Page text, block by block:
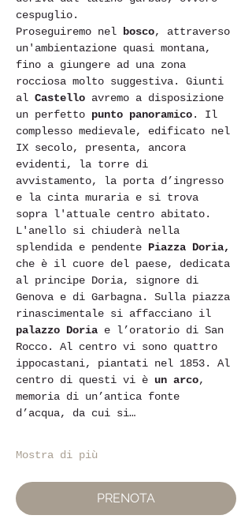
cespuglio.
Proseguiremo nel
bosco, attraverso
un'ambientazione quasi montana,
fino a giungere ad una zona
rocciosa molto suggestiva. Giunti
al Castello avremo a disposizione
un perfetto punto panoramico. Il
complesso medievale, edificato nel
IX secolo, presenta, ancora
evidenti, la torre di
avvistamento, la porta d’ingresso
e la cinta muraria e si trova
sopra l'attuale centro abitato.
L'anello si chiuderà nella
splendida e pendente Piazza Doria,
che è il cuore del paese, dedicata
al principe Doria, signore di
Genova e di Garbagna. Sulla piazza
rinascimentale si affacciano il
palazzo Doria e l’oratorio di San
Rocco. Al centro vi sono quattro
ippocastani, piantati nel 1853. Al
centro di questi vi è un arco,
memoria di un’antica fonte
d’acqua, da cui si…
Mostra di più
PRENOTA